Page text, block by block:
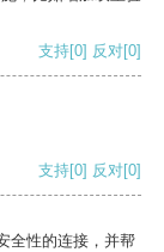
支持[0] 反对[0]
支持[0] 反对[0]
全性的连接，并帮